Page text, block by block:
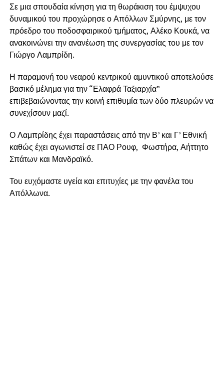
Σε μια σπουδαία κίνηση για τη θωράκιση του έμψυχου
δυναμικού του προχώρησε ο Απόλλων Σμύρνης, με τον
πρόεδρο του ποδοσφαιρικού τμήματος, Αλέκο Κουκά, να
ανακοινώνει την ανανέωση της συνεργασίας του με τον
Γιώργο Λαμπρίδη.
Η παραμονή του νεαρού κεντρικού αμυντικού αποτελούσε
βασικό μέλημα για την “Ελαφρά Ταξιαρχία”
επιβεβαιώνοντας την κοινή επιθυμία των δύο πλευρών να
συνεχίσουν μαζί.
Ο Λαμπρίδης έχει παραστάσεις από την Β’ και Γ’ Εθνική
καθώς έχει αγωνιστεί σε ΠΑΟ Ρουφ, Φωστήρα, Αήττητο
Σπάτων και Μανδραϊκό.
Του ευχόμαστε υγεία και επιτυχίες με την φανέλα του
Απόλλωνα.